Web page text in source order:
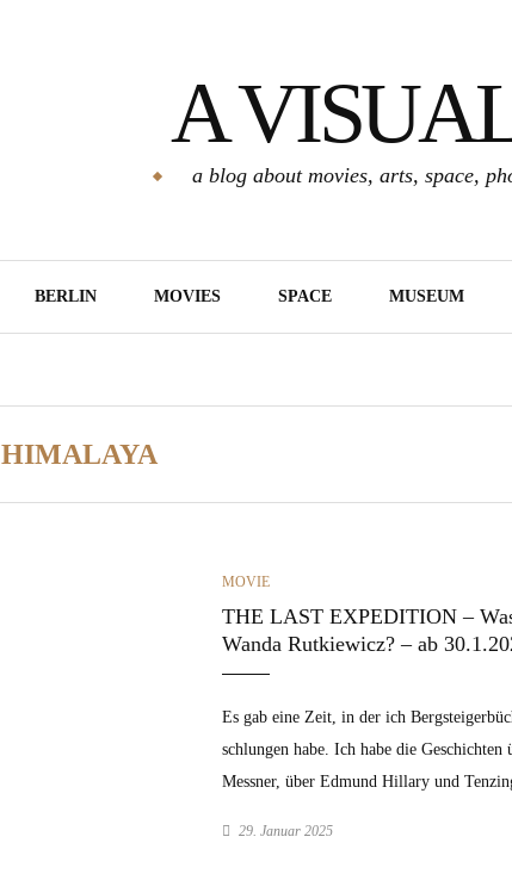
A
a blog about movies, arts, space,
BERLIN MOVIES SPACE MUSEUM
HIMALAYA
CATEGORIES
MOVIE
THE LAST EXPEDITION –
Wanda Rutkiewicz? – ab
Es gab eine Zeit, in der ich
schlun­gen habe. Ich habe die Geschicht­en
Mess­ner, über Edmund Hillary und
29. Januar 2025